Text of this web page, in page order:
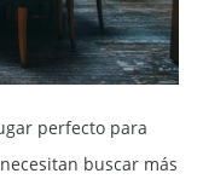
perfecto para
buscar más